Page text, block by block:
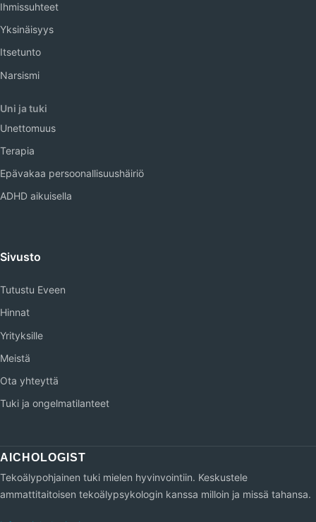
Ihmissuhteet
Yksinäisyys
Itsetunto
Narsismi
Uni ja tuki
Unettomuus
Terapia
Epävakaa persoonallisuushäiriö
ADHD aikuisella
Sivusto
Tutustu Eveen
Hinnat
Yrityksille
Meistä
Ota yhteyttä
Tuki ja ongelmatilanteet
Tekoälypohjainen tuki mielen hyvinvointiin. Keskustele
ammattitaitoisen tekoälypsykologin kanssa milloin ja missä tahansa.